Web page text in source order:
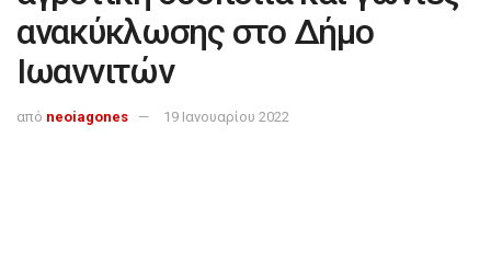
ανακύκλωσης στο Δήμο
Ιωαννιτών
από neoiagones 19 Ιανουαρίου 2022